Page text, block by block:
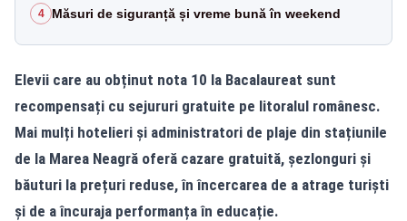
4 Măsuri de siguranță și vreme bună în weekend
Elevii care au obținut nota 10 la Bacalaureat sunt
recompensați cu sejururi gratuite pe litoralul românesc.
Mai mulți hotelieri și administratori de plaje din stațiunile
de la Marea Neagră oferă cazare gratuită, șezlonguri și
băuturi la prețuri reduse, în încercarea de a atrage turiști
și de a încuraja performanța în educație.